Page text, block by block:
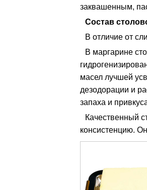
заквашенным,
Состав
В отличие от
В маргарине
масел лучшей
дезодорации и
запаха и
Качественный
консистенцию.